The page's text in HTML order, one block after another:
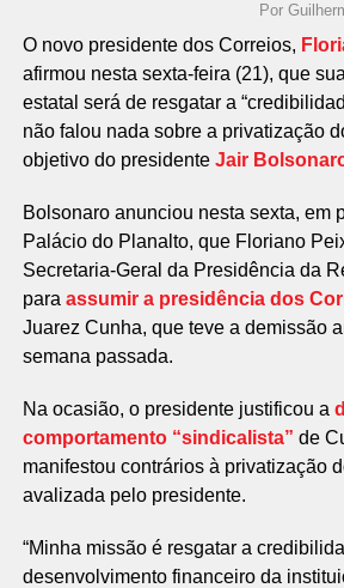
Por
O novo presidente dos Correios,
afirmou nesta sexta-feira (21), que
estatal será de resgatar a
não falou nada sobre a privatização
objetivo do presidenteJair
Bolsonaro anunciou nesta sexta, em
Palácio do Planalto, que Floriano
Secretaria-Geral da Presidência da
para assumir a presidência dos
Juarez Cunha, que teve a demissão
semana passada.
Na ocasião, o presidente justificou a
comportamento “sindicalista” de
manifestou contrários à privatização
avalizada pelo presidente.
“Minha missão é resgatar a
desenvolvimento financeiro da